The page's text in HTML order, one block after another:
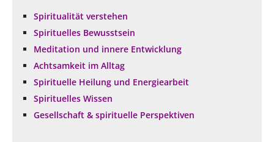
Spiritualität verstehen
Spirituelles Bewusstsein
Meditation und innere Entwicklung
Achtsamkeit im Alltag
Spirituelle Heilung und Energiearbeit
Spirituelles Wissen
Gesellschaft & spirituelle Perspektiven